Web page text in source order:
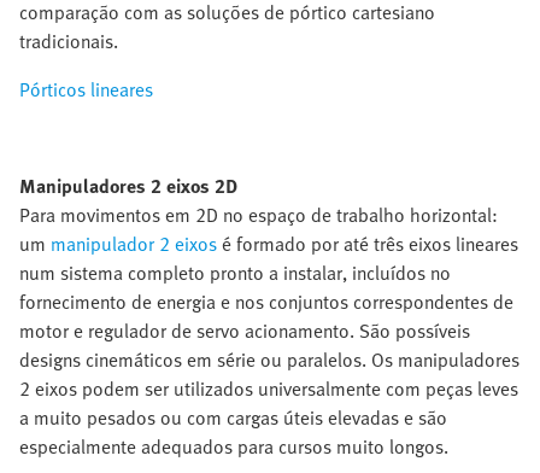
comparação com as soluções de pórtico cartesiano
tradicionais.
Pórticos lineares
Manipuladores 2 eixos 2D
Para movimentos em 2D no espaço de trabalho horizontal:
um manipulador 2 eixosé formado por até três eixos lineares
num sistema completo pronto a instalar, incluídos no
fornecimento de energia e nos conjuntos correspondentes de
motor e regulador de servo acionamento. São possíveis
designs cinemáticos em série ou paralelos. Os manipuladores
2 eixos podem ser utilizados universalmente com peças leves
a muito pesados ou com cargas úteis elevadas e são
especialmente adequados para cursos muito longos.